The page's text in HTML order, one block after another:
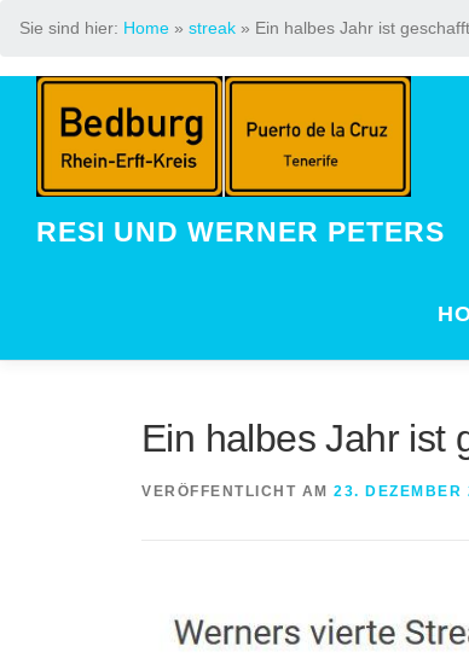
Sie sind hier: Home » streak » Ein halbes Jahr ist geschafft
springen
RESI UND WERNER PETERS
Ein halbes Jahr ist
VERÖFFENTLICHT AM 23. DEZEMBER